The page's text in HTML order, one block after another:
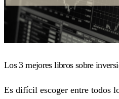
Los 3 mejores libros sobre
Es difícil escoger entre todos